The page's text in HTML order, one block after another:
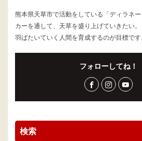
熊本県天草市で活動をしている「ディラネ
カーを通して、天草を盛り上げていきたい。
羽ばたいていく人間を育成するのが目標です
フォローしてね！
検索